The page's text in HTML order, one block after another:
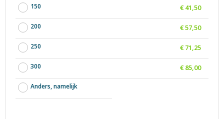
150
200
250
300
Anders, namelijk
€ 41,50
€ 57,50
€ 71,25
€ 85,00